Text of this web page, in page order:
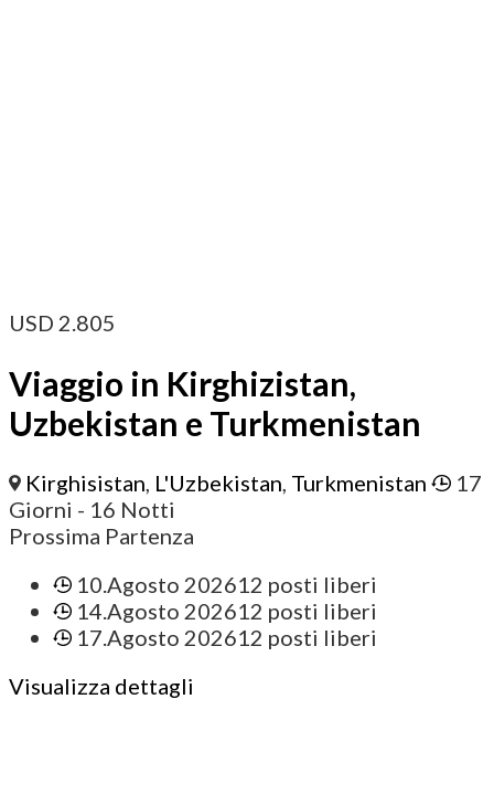
USD 2.805
Viaggio in Kirghizistan,
Uzbekistan e Turkmenistan
Kirghisistan, L'Uzbekistan, Turkmenistan
17
Giorni - 16 Notti
Prossima Partenza
10.Agosto 202612 posti liberi
14.Agosto 202612 posti liberi
17.Agosto 202612 posti liberi
Visualizza dettagli